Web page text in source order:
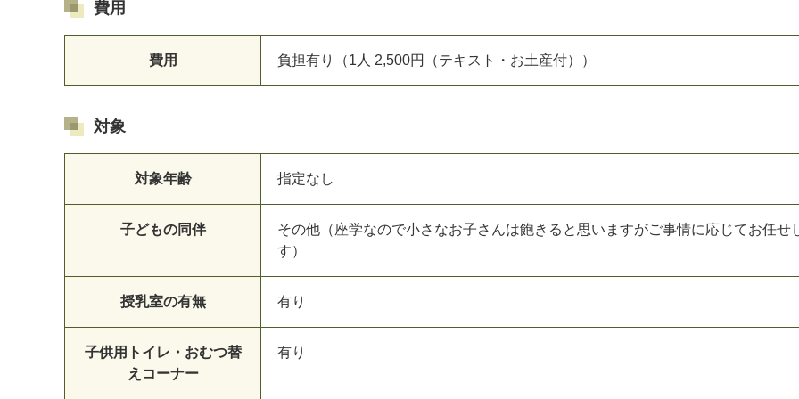
費用
費用 負担有り（1人 2,500円（テキスト・お土産付））
対象
対象年齢 指定なし
子どもの同伴
その他（座学なので小さなお子さんは飽きると思いますがご事情に応じてお任せ
す）
授乳室の有無 有り
子供用トイレ・おむつ替
えコーナー
有り